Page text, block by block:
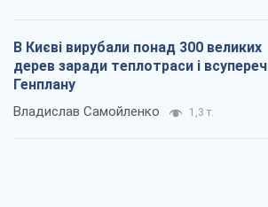
В Києві вирубали понад 300 великих
дерев заради теплотраси і всупереч
Генплану
Владислав Самойленко 1,3 т.